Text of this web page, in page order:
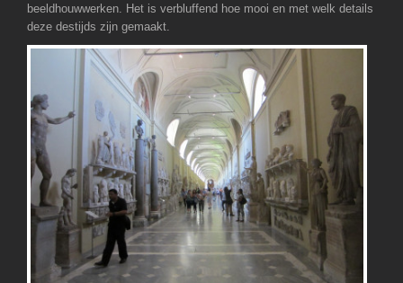
beeldhouwwerken. Het is verbluffend hoe mooi en met welk details
deze destijds zijn gemaakt.